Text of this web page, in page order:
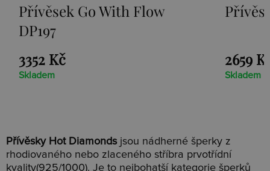
Flow Přívěsek Paradise
Přívěsky Hot Diamonds jsou nádherné šperky z
rhodiovaného nebo zlaceného stříbra prvotřídní
kvality(925/1000). Je to nejbohatší kategorie šperků